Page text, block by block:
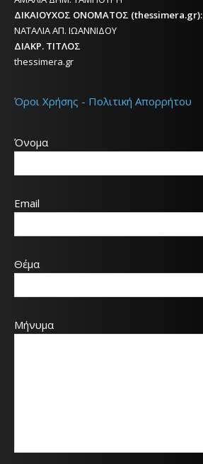
ΔΙΚΑΙΟΥΧΟΣ ΟΝΟΜΑΤΟΣ (thessimera.gr):
ΝΑΤΑΛΙΑ ΑΠ. ΙΩΑΝΝΙΔΟΥ
ΔΙΑΚΡ. ΤΙΤΛΟΣ
thessimera.gr
Όροι Χρήσης - Πολιτική Απορρήτου
Όνομα
Email
Θέμα
Μήνυμα